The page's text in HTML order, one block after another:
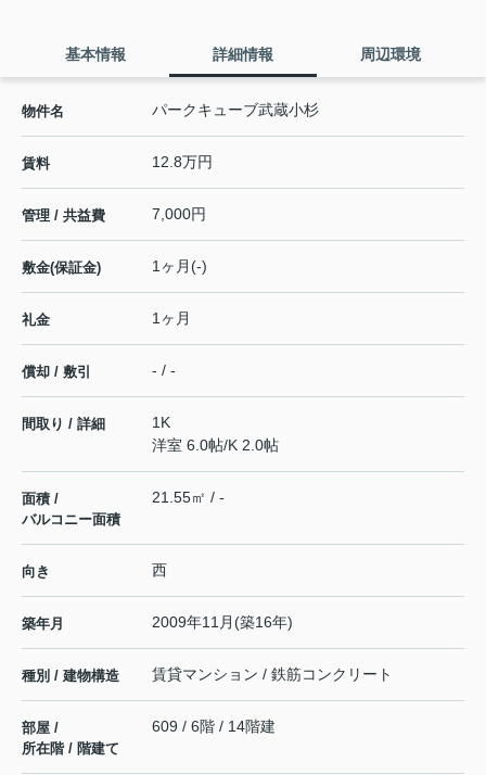
基本情報 詳細情報 周辺環境
物件名 パークキューブ武蔵小杉
賃料 12.8万円
管理 / 共益費 7,000円
敷金(保証金) 1ヶ月(-)
礼金 1ヶ月
償却 / 敷引 - / -
間取り / 詳細
1K
洋室 6.0帖/K 2.0帖
面積 /
バルコニー面積
21.55㎡ / -
向き 西
築年月 2009年11月(築16年)
種別 / 建物構造 賃貸マンション / 鉄筋コンクリート
部屋 /
所在階 / 階建て
609 / 6階 / 14階建